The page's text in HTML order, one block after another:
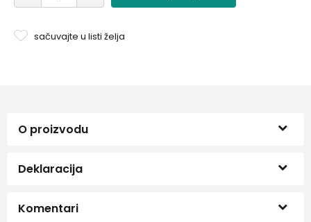
sačuvajte u listi želja
O proizvodu
Deklaracija
Komentari